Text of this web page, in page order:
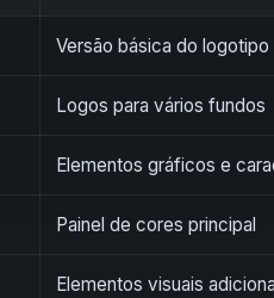
Versão básica do
Logos para vários fundos
Elementos gráficos e
Painel de cores principal
Elementos visuais